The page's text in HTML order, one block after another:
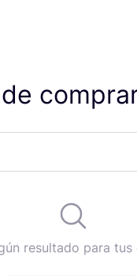
resultado para